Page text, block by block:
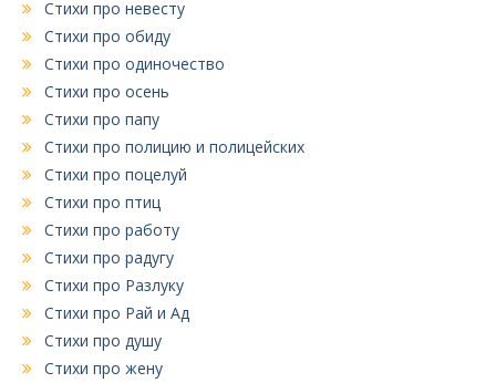
Стихи про невесту
Стихи про обиду
Стихи про одиночество
Стихи про осень
Стихи про папу
Стихи про полицию и полицейских
Стихи про поцелуй
Стихи про птиц
Стихи про работу
Стихи про радугу
Стихи про Разлуку
Стихи про Рай и Ад
Стихи про душу
Стихи про жену